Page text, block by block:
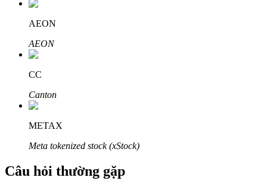
AEON
AEON
CC
Canton
METAX
Meta tokenized stock (xStock)
Câu hỏi thường gặp